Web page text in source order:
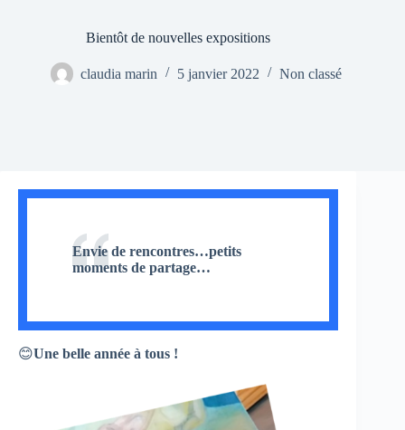
Bientôt de nouvelles expositions
claudia marin 5 janvier 2022 Non classé
Envie de rencontres…petits
moments de partage…
😊Une belle année à tous !